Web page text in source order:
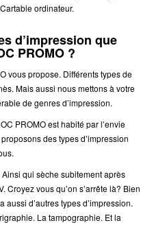
ordinateur.
d’impression que
PROMO ?
vous propose. Différents types de
Mais aussi nous mettons à votre
de genres d’impression.
PROMO est habité par l’envie
des types d’impression
qui sèche subitement après
Croyez vous qu’on s’arrête là? Bien
d’autres types d’impression.
La tampographie. Et la